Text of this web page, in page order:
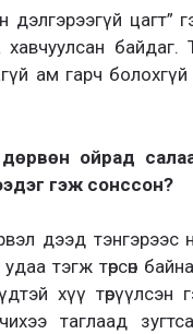
цагт”
байдаг.
ам гарч
дөрвөн ойрад
гэж сонссон?
дээд
удаа тэгж төрсөн
хүү төрүүлсэн
таглаад